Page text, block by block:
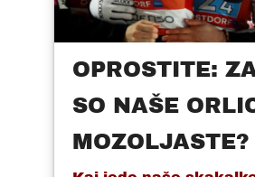
OPROSTITE:
SO NAŠE
MOZOLJASTE?